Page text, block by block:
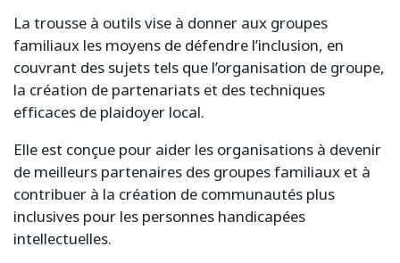
La trousse à outils vise à donner aux groupes
familiaux les moyens de défendre l’inclusion, en
couvrant des sujets tels que l’organisation de groupe,
la création de partenariats et des techniques
efficaces de plaidoyer local.
Elle est conçue pour aider les organisations à devenir
de meilleurs partenaires des groupes familiaux et à
contribuer à la création de communautés plus
inclusives pour les personnes handicapées
intellectuelles.